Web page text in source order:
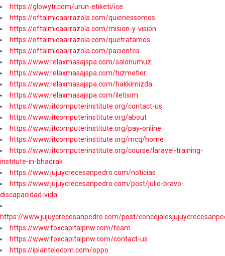
https://glowytr.com/urun-etiketi/ice
https://oftalmicaarrazola.com/quienessomos
https://oftalmicaarrazola.com/mision-y-vision
https://oftalmicaarrazola.com/quetratamos
https://oftalmicaarrazola.com/pacientes
https://www.relaxmasajspa.com/salonumuz
https://www.relaxmasajspa.com/hizmetler
https://www.relaxmasajspa.com/hakkimizda
https://www.relaxmasajspa.com/iletisim
https://www.iitcomputerinstitute.org/contact-us
https://www.iitcomputerinstitute.org/about
https://www.iitcomputerinstitute.org/pay-online
https://www.iitcomputerinstitute.org/mcq/home
https://www.iitcomputerinstitute.org/course/laravel-training-
institute-in-bhadrak
https://www.jujuycrecesanpedro.com/noticias
https://www.jujuycrecesanpedro.com/post/julio-bravo-
discapacidad-vida
https://www.jujuycrecesanpedro.com/post/
https://www.foxcapitalpnw.com/team
https://www.foxcapitalpnw.com/contact-us
https://iplantelecom.com/oppo